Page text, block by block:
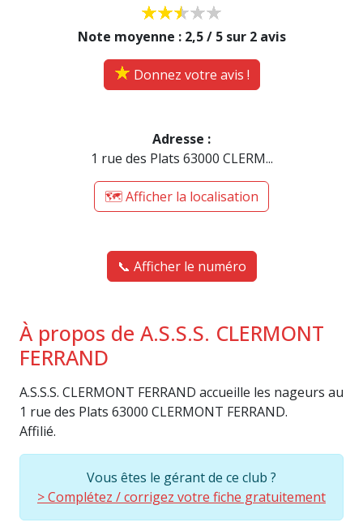
Note moyenne : 2,5 / 5 sur 2 avis
Donnez votre avis !
Adresse :
1 rue des Plats 63000 CLERM...
🗺️ Afficher la localisation
📞 Afficher le numéro
À propos de A.S.S.S. CLERMONT
FERRAND
A.S.S.S. CLERMONT FERRAND accueille les nageurs au
1 rue des Plats 63000 CLERMONT FERRAND.
Affilié.
Vous êtes le gérant de ce club ?
> Complétez / corrigez votre fiche gratuitement